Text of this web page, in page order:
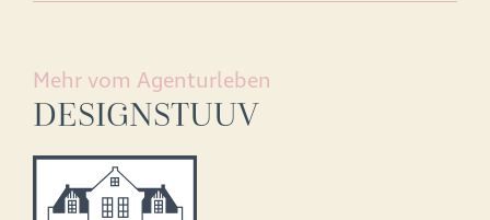
Mehr vom Agenturleben
DESIGNSTUUV